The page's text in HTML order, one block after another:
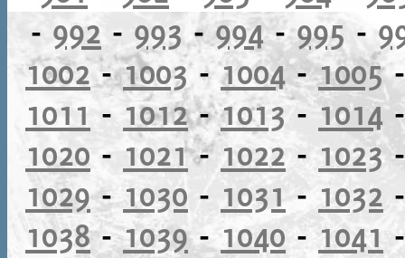
- 992 - 993 -994-995 -
1002-1003-1004-1005
1011 - 1012-1013-1014
1020 - 1021-1022- 1023
1029-1030 - 1031- 1032
1038-1039-1040- 1041